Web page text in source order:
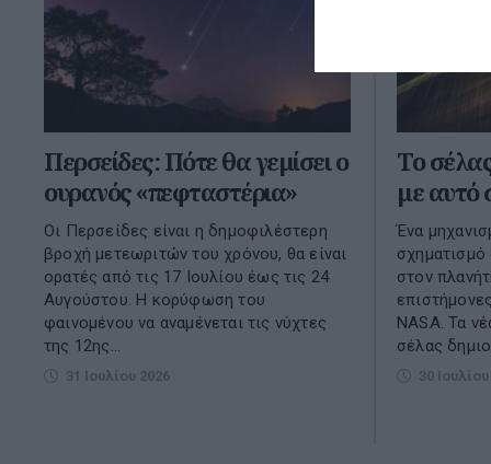
Περσείδες: Πότε θα γεμίσει ο
ουρανός «πεφταστέρια»
Οι Περσείδες είναι η δημοφιλέστερη
βροχή μετεωριτών του χρόνου, θα είναι
ορατές από τις 17 Ιουλίου έως τις 24
Αυγούστου. Η κορύφωση του
φαινομένου να αναμένεται τις νύχτες
της 12ης...
31 Ιουλίου 2026
To
με αυτό
Ένα
στον
NASA. Τα
σέλας
30